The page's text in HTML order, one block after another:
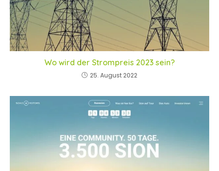
Wo wird der Strompreis 2023 sein?
25. August 2022